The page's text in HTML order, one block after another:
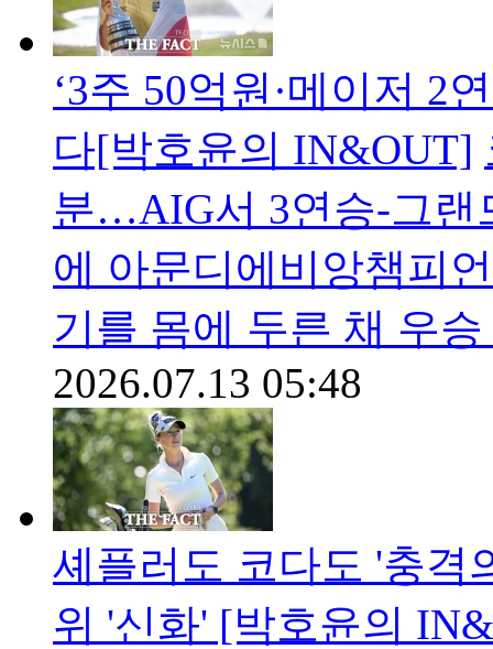
‘3주 50억원·메이저 2
다[박호윤의 IN&OUT]
분…AIG서 3연승-그랜
에 아문디에비앙챔피
기를 몸에 두른 채 우
2026.07.13 05:48
셰플러도 코다도 '충격
위 '신화' [박호윤의